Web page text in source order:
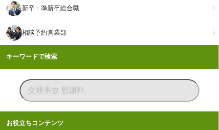
新卒・準新卒総合職
相談予約営業部
キーワードで検索
お役立ちコンテンツ